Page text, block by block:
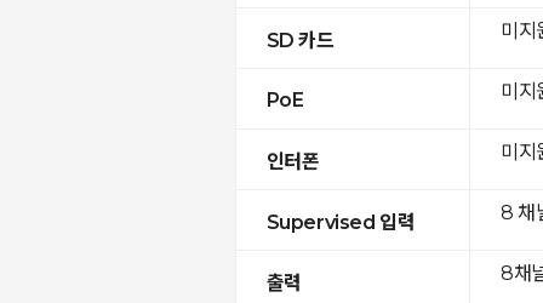
SD 카드
PoE
인터폰
Supervised 입력
출력
미지
미지
미지
8 채
8채